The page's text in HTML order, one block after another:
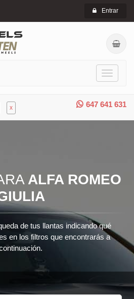
Entrar
Toggle
647 641 631
x
ALFA ROMEO
de tus llantas indicando qué
en los filtros que encontrarás a